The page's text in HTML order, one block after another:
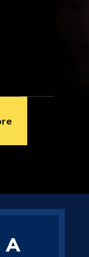
A